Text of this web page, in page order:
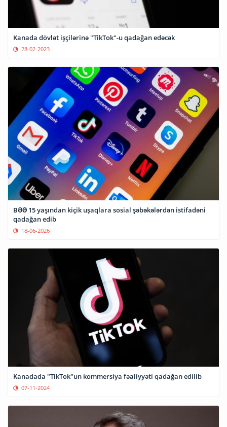
Kanada dövlət işçilərinə "TikTok"-u qadağan edəcək
28-02-2023
BƏƏ 15 yaşından kiçik uşaqlara sosial şəbəkələrdən istifadəni
qadağan edib
18-06-2026
Kanadada "TikTok"un kommersiya fəaliyyəti qadağan edilib
07-11-2024